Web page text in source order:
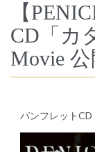
【
CD「カ
Movie 公
パンフレット